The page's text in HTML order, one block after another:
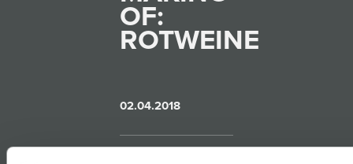
OF:
ROTWEINE
02.04.2018